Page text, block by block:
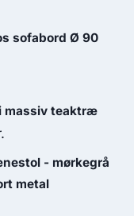
sofabord Ø 90
massiv teaktræ
- mørkegrå
metal